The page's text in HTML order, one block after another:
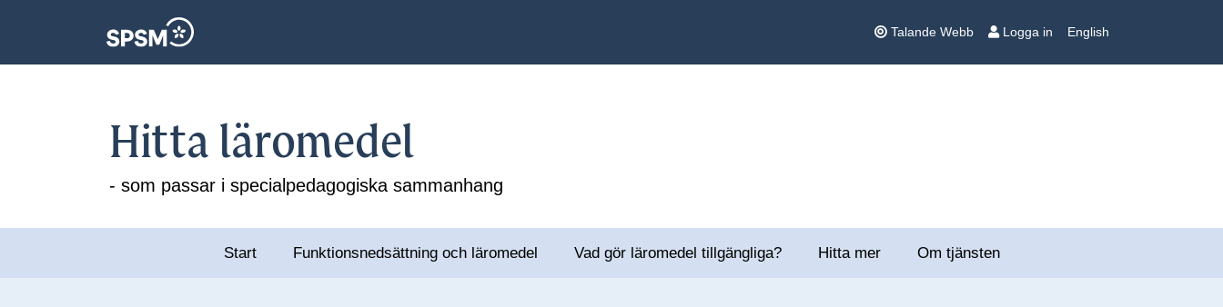
Talande Webb Logga in English
Hitta läromedel
- som passar i specialpedagogiska sammanhang
Start Funktionsnedsättning och läromedel Vad gör läromedel tillgängliga? Hitta mer Om tjänsten